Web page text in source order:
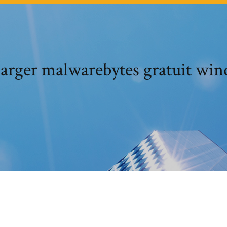
malwarebytes gratuit